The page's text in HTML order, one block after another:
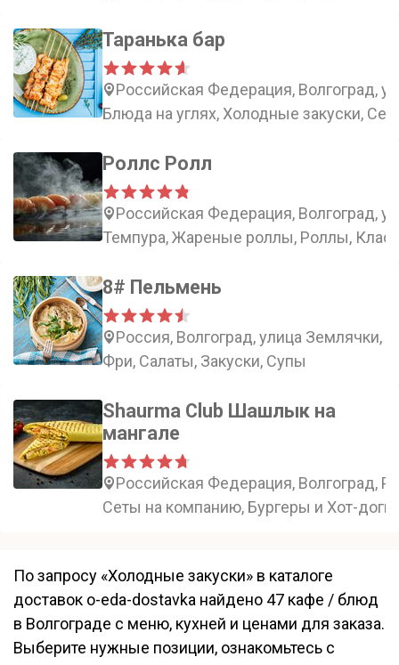
Таранька бар
Российская Федерация, Волгоград,
Блюда на углях, Холодные закуски,
Роллс Ролл
Российская Федерация, Волгоград,
Темпура, Жареные роллы, Роллы,
8# Пельмень
Россия, Волгоград, улица Землячки,
Фри, Салаты, Закуски, Супы
Shaurma Club Шашлык на
мангале
Российская Федерация, Волгоград,
Сеты на компанию, Бургеры и Хот-
По запросу «Холодные закуски» в каталоге
доставок o-eda-dostavka найдено 47 кафе / блюд
в Волгограде с меню, кухней и ценами для заказа.
Выберите нужные позиции, ознакомьтесь с